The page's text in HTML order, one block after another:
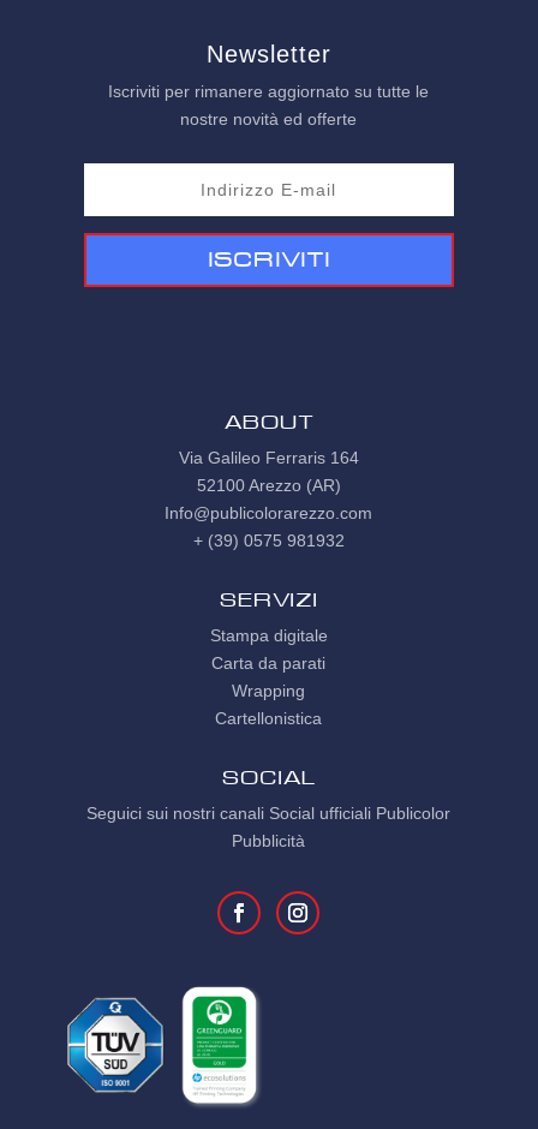
Newsletter
Iscriviti per rimanere aggiornato su tutte le
nostre novità ed offerte
Iscriviti
ABOUT
Via Galileo Ferraris 164
52100 Arezzo (AR)
Info@publicolorarezzo.com
+ (39) 0575 981932
Servizi
Stampa digitale
Carta da parati
Wrapping
Cartellonistica
SOCIAL
Seguici sui nostri canali Social ufficiali Publicolor
Pubblicità